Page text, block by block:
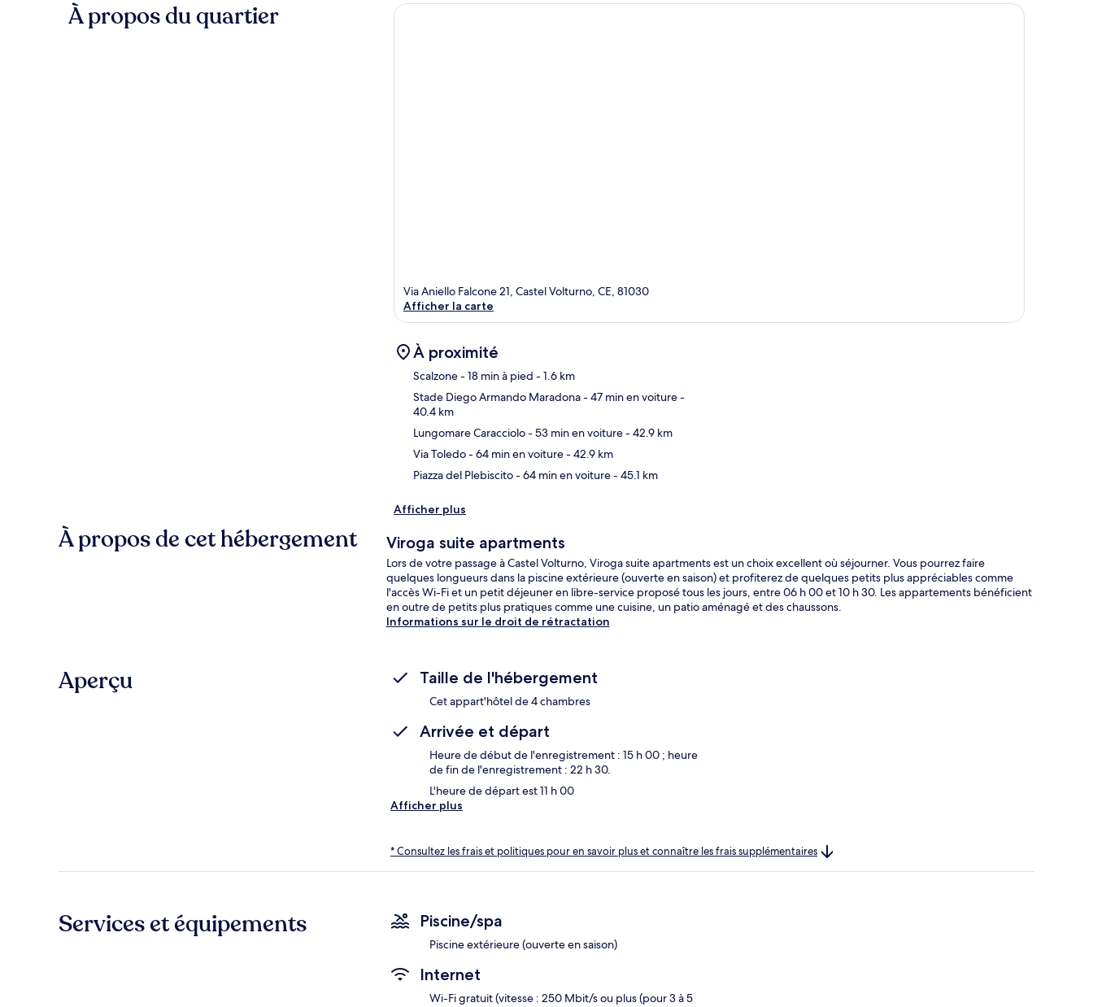
À propos du quartier
Via Aniello Falcone 21, Castel Volturno, CE, 81030
Afficher la carte
À proximité
Scalzone- 18 min à pied - 1.6 km
Stade Diego Armando Maradona- 47 min en voiture-
40.4 km
Lungomare Caracciolo- 53 min en voiture- 42.9 km
Via Toledo- 64 min en voiture- 42.9 km
Piazza del Plebiscito- 64 min en voiture- 45.1 km
Afficher plus
À propos de cet hébergement Viroga suite apartments
Lors de votre passage à Castel Volturno, Viroga suite apartments est un choix excellent où séjourner. Vous pourrez faire
quelques longueurs dans la piscine extérieure (ouverte en saison) et profiterez de quelques petits plus appréciables comme
l'accès Wi-Fi et un petit déjeuner en libre-service proposé tous les jours, entre 06 h 00 et 10 h 30. Les appartements bénéficient
en outre de petits plus pratiques comme une cuisine, un patio aménagé et des chaussons.
Informations sur le droit de rétractation
Aperçu Taille de l'hébergement
Cet appart'hôtel de 4 chambres
Arrivée et départ
Heure de début de l'enregistrement : 15 h 00 ; heure
de fin de l'enregistrement : 22 h 30.
L'heure de départ est 11 h 00
Afficher plus
* Consultez les frais et politiques pour en savoir plus et connaître les frais supplémentaires
Services et équipements Piscine/spa
Piscine extérieure (ouverte en saison)
Internet
Wi-Fi gratuit (vitesse : 250 Mbit/s ou plus (pour 3 à 5